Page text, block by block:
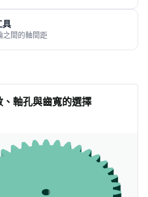
具
之間的軸間距
軸孔與齒寬的選擇